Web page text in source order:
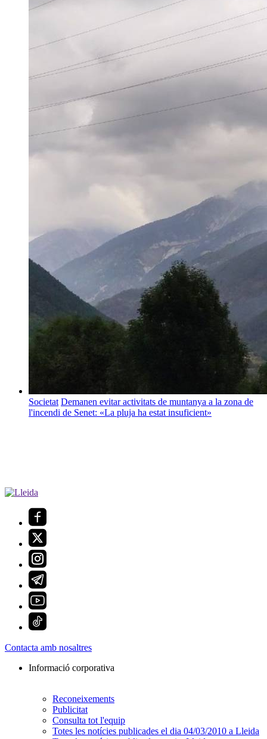
Societat Demanen evitar activitats de muntanya a la zona de
l'incendi de Senet: «La pluja ha estat insuficient»
Contacta amb nosaltres
Informació corporativa
Reconeixements
Publicitat
Consulta tot l'equip
Totes les notícies publicades el dia 04/03/2010 a Lleida